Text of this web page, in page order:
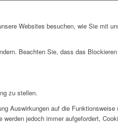
Websites besuchen, wie Sie mit
Beachten Sie, dass das
zu stellen.
Auswirkungen auf die
jedoch immer aufgefordert,